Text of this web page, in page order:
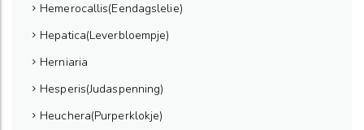
Hemerocallis(Eendagslelie)
Hepatica(Leverbloempje)
Herniaria
Hesperis(Judaspenning)
Heuchera(Purperklokje)